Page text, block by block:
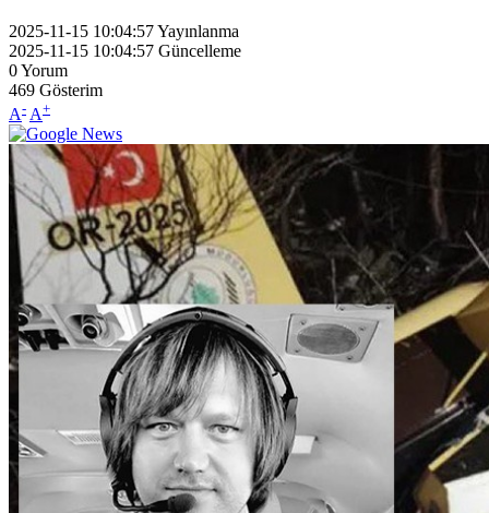
2025-11-15 10:04:57Yayınlanma
2025-11-15 10:04:57 Güncelleme
0Yorum
469 Gösterim
A- A+